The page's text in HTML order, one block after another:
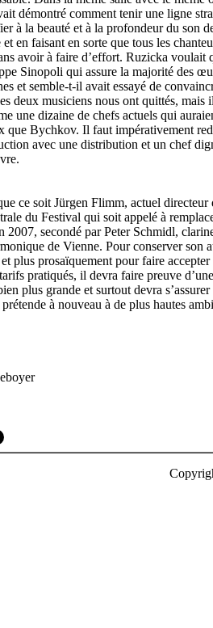
démontré comment tenir une ligne
à la beauté et à la profondeur du son
et en faisant en sorte que tous les
avoir à faire d’effort. Ruzicka voulait
Sinopoli qui assure la majorité des
et semble-t-il avait essayé de
deux musiciens nous ont quittés, mais
une dizaine de chefs actuels qui
que Bychkov. Il faut impérativement
avec une distribution et un chef
ce soit Jürgen Flimm, actuel directeur
du Festival qui soit appelé à
2007, secondé par Peter Schmidl,
de Vienne. Pour conserver son
plus prosaïquement pour faire accepter
pratiqués, il devra faire preuve
plus grande et surtout devra s’assurer
à nouveau à de plus hautes